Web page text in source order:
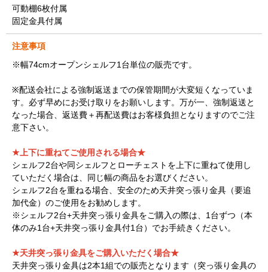
可動棚6枚付属
固定金具付属
注意事項
※幅74cmオープンシェルフ1台単位の販売です。
※配送会社による強制返送までの保管期間が大変短くなっていま
す。必ず早めにお受け取りをお願いします。万が一、強制返送と
なった場合、返送費＋再配送費はお客様負担となりますのでご注
意下さい。
★上下に重ねてご使用される場合★
シェルフ2台や同シェルフとローチェストを上下に重ねて使用し
ていただく場合は、 同じ幅の商品をお選びください。
シェルフ2台を重ねる場合、 安全のため天井突っ張り金具（要追
加代金）のご使用をお勧めします。
※シェルフ2台+天井突っ張り金具をご購入の際は、1台ずつ（本
体のみ1台+天井突っ張り金具付1台）でお手続きください。
★天井突っ張り金具をご購入いただく場合★
天井突っ張り金具は2本1組での販売となります（突っ張り金具の